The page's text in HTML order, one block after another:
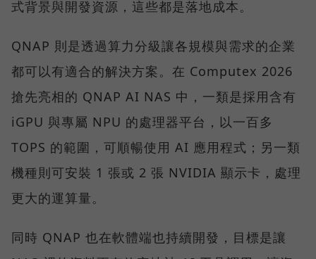
式背景與開發資源，這些都是落地成本。
QNAP 則是透過算力分級讓各規模與需求的企業
都可以有適合的解決方案。在 Computex 2026
搶先亮相的 QNAP AI NAS 中，一類是採用含有
iGPU 與專屬 NPU 的處理器平台，以一百多
TOPS 的範圍，可順暢使用 AI 應用程式；另一類
機種則可安裝 1 張或 2 張 NVIDIA 顯示卡，處理
更大的運算量。
同時 QNAP 也在軟體端也持續開發，目標是讓